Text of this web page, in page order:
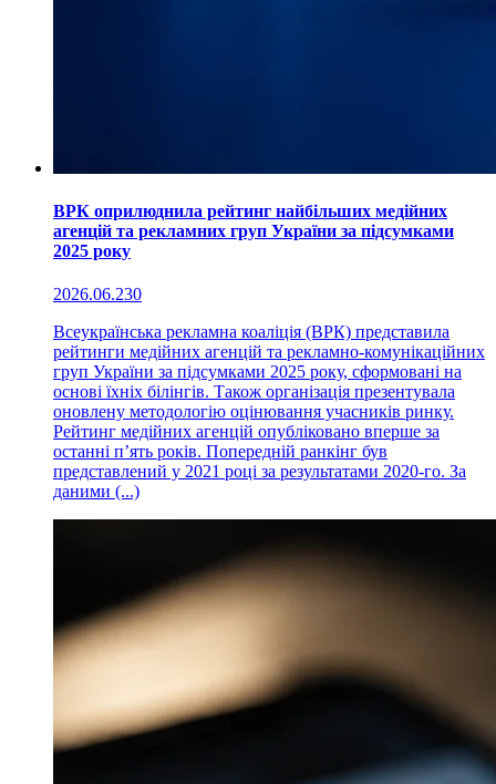
ВРК оприлюднила рейтинг найбільших медійних
агенцій та рекламних груп України за підсумками
2025 року
2026.06.230
Всеукраїнська рекламна коаліція (ВРК) представила
рейтинги медійних агенцій та рекламно-комунікаційних
груп України за підсумками 2025 року, сформовані на
основі їхніх білінгів. Також організація презентувала
оновлену методологію оцінювання учасників ринку.
Рейтинг медійних агенцій опубліковано вперше за
останні п’ять років. Попередній ранкінг був
представлений у 2021 році за результатами 2020-го. За
даними (...)